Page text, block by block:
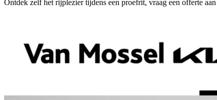
Ontdek zelf het rijplezier tijdens een proefrit, vraag een offerte